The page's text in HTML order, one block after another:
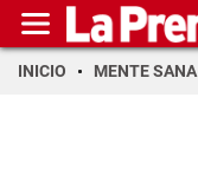
INICIO MENTE SANA